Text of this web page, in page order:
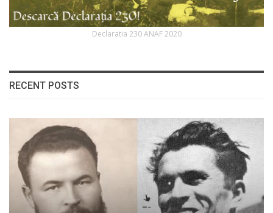
Declaratia 230 ANAF 2020
RECENT POSTS